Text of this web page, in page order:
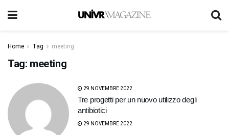
Home Tag meeting
Tag: meeting
29 NOVEMBRE 2022
Tre progetti per un nuovo utilizzo degli
antibiotici
29 NOVEMBRE 2022